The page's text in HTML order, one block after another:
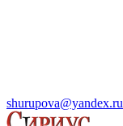
shurupova@yandex.ru